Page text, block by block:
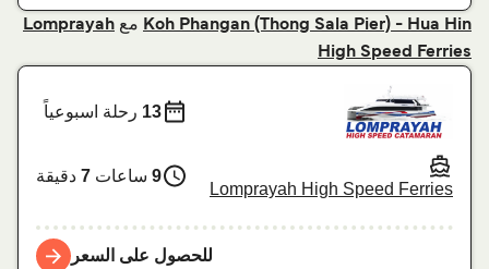
Koh Phangan (Thong Sala Pier) - Hua HinمعLomprayah
High Speed Ferries
Lomprayah High Speed Ferries
13رحلة اسبوعياً
9 ساعات7دقيقة
للحصول على السعر